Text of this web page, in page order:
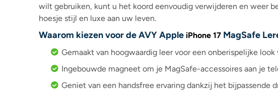
wilt gebruiken, kunt u het koord eenvoudig verwijderen en weer
hoesje stijl en luxe aan uw leven.
Waarom kiezen voor de AVY Apple iPhone 17 MagSafe
Gemaakt van hoogwaardig leer voor een onberispelijke look
Ingebouwde magneet om je MagSafe-accessoires aan je
Geniet van een handsfree ervaring dankzij het bijpassende